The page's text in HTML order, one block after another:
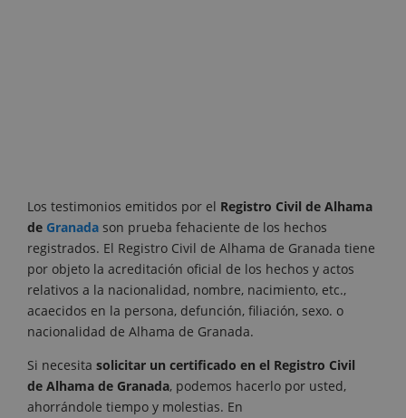
Los testimonios emitidos por el Registro Civil de Alhama
de Granada son prueba fehaciente de los hechos
registrados. El Registro Civil de Alhama de Granada tiene
por objeto la acreditación oficial de los hechos y actos
relativos a la nacionalidad, nombre, nacimiento, etc.,
acaecidos en la persona, defunción, filiación, sexo. o
nacionalidad de Alhama de Granada.
Si necesita solicitar un certificado en el Registro Civil
de Alhama de Granada, podemos hacerlo por usted,
ahorrándole tiempo y molestias. En